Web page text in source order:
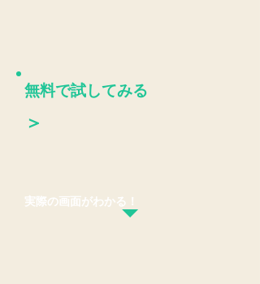
無料で試してみる
​＞
実際の画面がわかる！